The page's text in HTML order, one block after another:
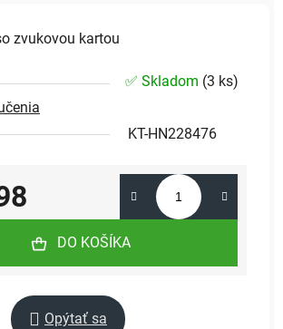
zvukovou kartou
✅ Skladom (3 ks)
KT-HN228476
DO KOŠÍKA
Opýtať sa